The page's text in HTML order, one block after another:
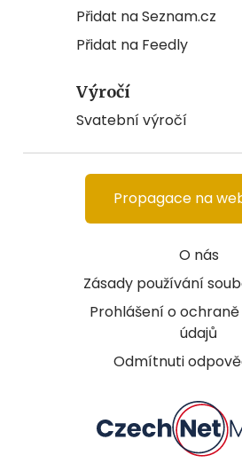
Přidat na Seznam.cz
Přidat na Feedly
Výročí
Svatební výročí
O nás
Zásady používání
Prohlášení o
údajů
Odmítnuti
Propagace na